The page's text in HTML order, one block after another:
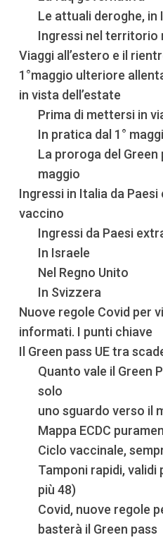
Le attuali deroghe, in
Ingressi nel territorio
Viaggi all’estero e il
1°maggio ulteriore
in vista dell’estate
Prima di mettersi in
In pratica dal 1°
La proroga del Green
maggio
Ingressi in Italia da
vaccino
Ingressi da Paesi
In Israele
Nel Regno Unito
In Svizzera
Nuove regole Covid per
informati. I punti chiave
Il Green pass UE tra
Quanto vale il Green
solo
uno sguardo verso il
Mappa ECDC
Ciclo vaccinale,
Tamponi rapidi, validi
più 48)
Covid, nuove regole
basterà il Green pass